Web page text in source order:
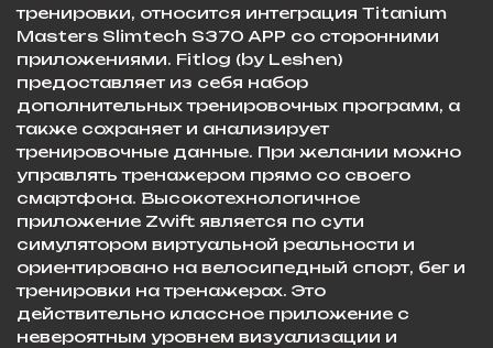
тренировки, относится интеграция Titanium
Masters Slimtech S370 APP со сторонними
приложениями. Fitlog (by Leshen)
предоставляет из себя набор
дополнительных тренировочных программ, а
также сохраняет и анализирует
тренировочные данные. При желании можно
управлять тренажером прямо со своего
смартфона. Высокотехнологичное
приложение Zwift является по сути
симулятором виртуальной реальности и
ориентировано на велосипедный спорт, бег и
тренировки на тренажерах. Это
действительно классное приложение с
невероятным уровнем визуализации и